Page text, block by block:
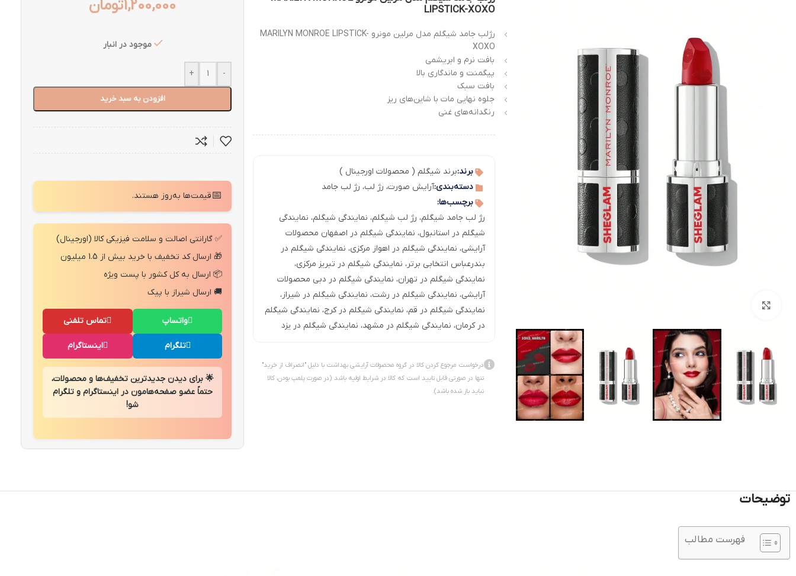
LIPSTICK-XOXO
رژلب جامد شیگلم مدل مرلین مونرو MARILYN MONROE LIPSTICK-
XOXO
بافت نرم و ابریشمی
پیگمنت و ماندگاری بالا
بافت سبک
جلوه نهایی مات با شاین‌های ریز
رنگدانه‌های غنی
برند:برند شیگلم ( محصولات اورجینال )
دسته‌بندی:آرایش صورت، رژ لب، رژ لب جامد
برچسب‌ها:
رژ لب جامد شیگلم، رژ لب شیگلم، نمایندگی شیگلم، نمایندگی
شیگلم در استانبول، نمایندگی شیگلم در اصفهان محصولات
آرایشی، نمایندگی شیگلم در اهواز مرکزی، نمایندگی شیگلم در
بندرعباس انتخابی برتر، نمایندگی شیگلم در تبریز مرکزی،
نمایندگی شیگلم در تهران، نمایندگی شیگلم در دبی محصولات
آرایشی، نمایندگی شیگلم در رشت، نمایندگی شیگلم در شیراز،
نمایندگی شیگلم در قم، نمایندگی شیگلم در کرج، نمایندگی شیگلم
در کرمان، نمایندگی شیگلم در مشهد، نمایندگی شیگلم در یزد
درخواست مرجوع کردن کالا در گروه محصولات آرایشی بهداشت با دلیل "انصراف از خرید"
تنها در صورتی قابل تایید است که کالا در شرایط اولیه باشد (در صورت پلمپ بودن، کالا
نباید باز شده باشد).
1,200,000تومان
موجود در انبار
-
+
افزودن به سبد خرید
📅قیمت‌ها به‌روز هستند.
✅ گارانتی اصالت و سلامت فیزیکی کالا (اورجینال)
🎁 ارسال کد تخفیف با خرید بیش از 1.5 میلیون
📦 ارسال به کل کشور با پست ویژه
🚚 ارسال شیراز با پیک
تماس تلفنی واتساپ
اینستاگرام تلگرام
🌟 برای دیدن جدیدترین تخفیف‌ها و محصولات،
حتماً عضو صفحه‌هامون در اینستاگرام و تلگرام
شو!
توضیحات
فهرست مطالب